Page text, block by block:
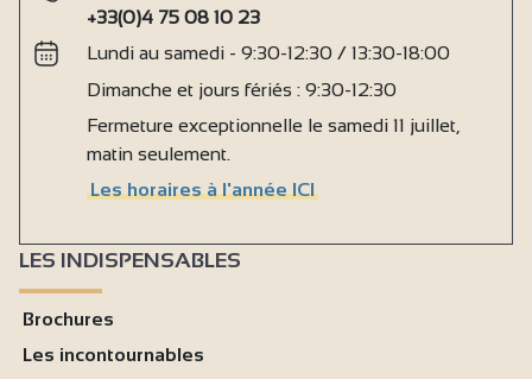
+33(0)4 75 08 10 23
Lundi au samedi - 9:30-12:30 / 13:30-18:00
Dimanche et jours fériés : 9:30-12:30
Fermeture exceptionnelle le samedi 11 juillet,
matin seulement.
Les horaires à l'année ICI
LES INDISPENSABLES
Brochures
Les incontournables